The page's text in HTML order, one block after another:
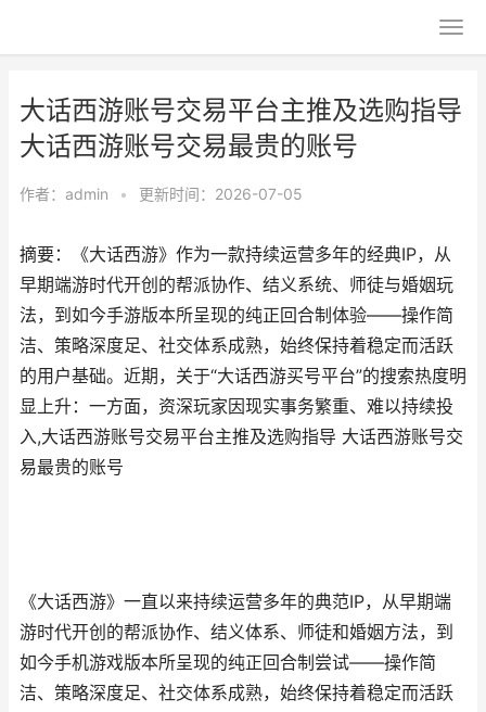
大话西游账号交易平台主推及选购指导
大话西游账号交易最贵的账号
作者： admin • 更新时间：2026-07-05
摘要：《大话西游》作为一款持续运营多年的经典IP，从
早期端游时代开创的帮派协作、结义系统、师徒与婚姻玩
法，到如今手游版本所呈现的纯正回合制体验——操作简
洁、策略深度足、社交体系成熟，始终保持着稳定而活跃
的用户基础。近期，关于“大话西游买号平台”的搜索热度明
显上升：一方面，资深玩家因现实事务繁重、难以持续投
入,大话西游账号交易平台主推及选购指导 大话西游账号交
易最贵的账号
《大话西游》一直以来持续运营多年的典范IP，从早期端
游时代开创的帮派协作、结义体系、师徒和婚姻方法，到
如今手机游戏版本所呈现的纯正回合制尝试——操作简
洁、策略深度足、社交体系成熟，始终保持着稳定而活跃